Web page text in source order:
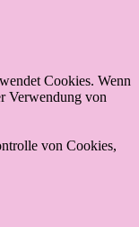
Cookies. Wenn
Verwendung von
von Cookies,